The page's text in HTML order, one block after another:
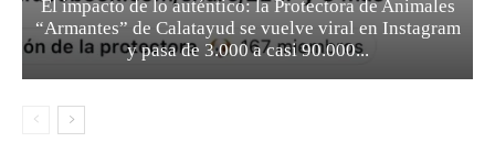
El impacto de lo auténtico: la Protectora de Animales
“Armantes” de Calatayud se vuelve viral en Instagram
y pasa de 3.000 a casi 90.000...